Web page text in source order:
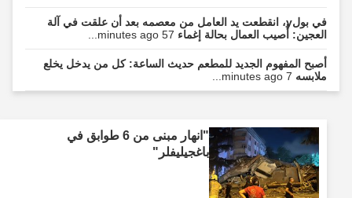
في بولу، انقطعت يد العامل من معصمه بعد أن علقت في آلة
العجين: أُصيب العمال بحالة إغماء57 minutes ago...
أصبح المفهوم الجديد للمطعم حديث الساعة: كل من يدخل يخلع
ملابسه7 minutes ago...
"انهار مبنى من 6 طوابق في
باغجيليفلر"